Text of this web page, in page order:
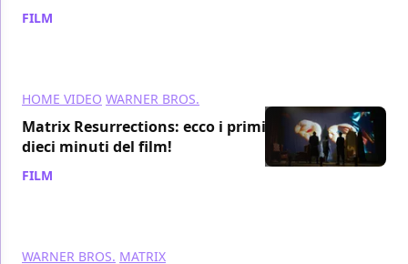
FILM
HOME VIDEO WARNER BROS.
Matrix Resurrections: ecco i primi
dieci minuti del film!
FILM
WARNER BROS. MATRIX